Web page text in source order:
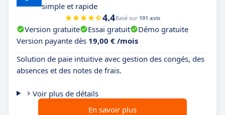
simple et rapide
4.4Basé sur 191 avis
Version gratuite Essai gratuit
Démo gratuite
Version payante dès 19,00 € /mois
Solution de paie intuitive avec gestion des congés, des
absences et des notes de frais.
Voir plus de détails
En savoir plus